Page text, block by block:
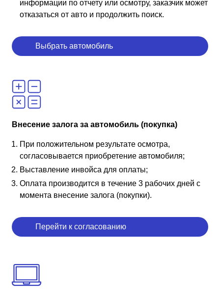
информации по отчету или осмотру, заказчик может
отказаться от авто и продолжить поиск.
Выбрать автомобиль
Внесение залога за автомобиль (покупка)
При положительном результате осмотра,
согласовывается приобретение автомобиля;
Выставление инвойса для оплаты;
Оплата производится в течение 3 рабочих дней с
момента внесение залога (покупки).
Перейти к согласованию